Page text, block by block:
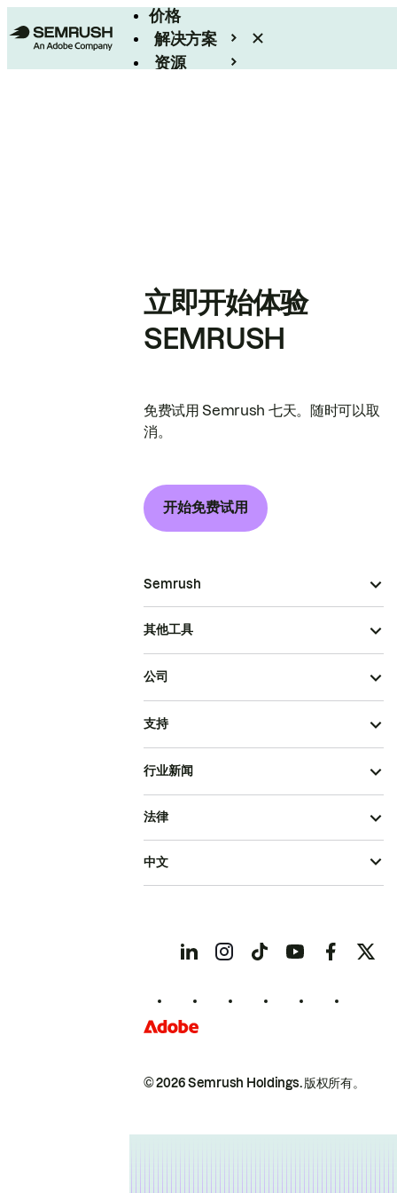
价格
解决方案
资源
立即开始体验
SEMRUSH
免费试用 Semrush 七天。随时可以取
消。
开始免费试用
Semrush
其他工具
公司
支持
行业新闻
© 2026 Semrush Holdings.版权所有。
法律
中文